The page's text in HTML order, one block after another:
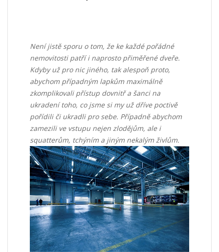
Není jistě sporu o tom, že ke každé pořádné
nemovitosti patří i naprosto přiměřené dveře.
Kdyby už pro nic jiného, tak alespoň proto,
abychom případným lapkům maximálně
zkomplikovali přístup dovnitř a šanci na
ukradení toho, co jsme si my už dříve poctivě
pořídili či ukradli pro sebe. Případně abychom
zamezili ve vstupu nejen zlodějům, ale i
squatterům, tchýním a jiným nekalým živlům.